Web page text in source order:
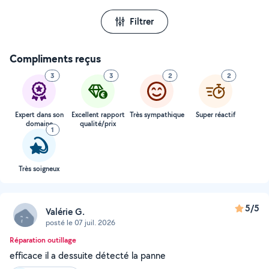
Filtrer
Compliments reçus
3
Expert dans son
domaine
3
Excellent rapport
qualité/prix
2
Très sympathique
2
Super réactif
1
Très soigneux
Valérie G.
posté le 07 juil. 2026
5/5
Réparation outillage
efficace il a dessuite détecté la panne